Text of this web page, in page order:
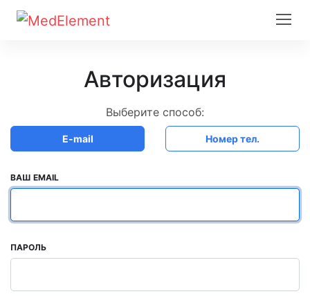
Авторизация
Выберите способ:
E-mail Номер тел.
ВАШ EMAIL
ПАРОЛЬ